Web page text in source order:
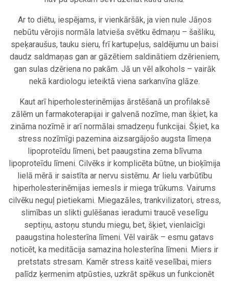
Ar to diētu, iespējams, ir vienkāršāk, ja vien nule Jāņos
nebūtu vērojis normāla latvieša svētku ēdmaņu – šašliku,
speķaraušus, tauku sieru, frī kartupeļus, saldējumu un baisi
daudz saldmaņas gan ar gāzētiem saldinātiem dzērieniem,
gan sulas dzēriena no pakām. Jā un vēl alkohols – vairāk
nekā kardiologu ieteiktā viena sarkanvīna glāze.
Kaut arī hiperholesterinēmijas ārstēšanā un profilaksē
zālēm un farmakoterapijai ir galvenā nozīme, man šķiet, ka
zināma nozīmē ir arī normālai smadzeņu funkcijai. Šķiet, ka
stress nozīmīgi pazemina aizsargājošo augsta līmeņa
lipoproteīdu līmeni, bet paaugstina zema blīvuma
lipoproteīdu līmeni. Cilvēks ir komplicēta būtne, un bioķīmija
lielā mērā ir saistīta ar nervu sistēmu. Ar lielu varbūtību
hiperholesterinēmijas iemesls ir miega trūkums. Vairums
cilvēku neguļ pietiekami. Miegazāles, trankvilizatori, stress,
slimības un slikti gulēšanas ieradumi traucē veselīgu
septiņu, astoņu stundu miegu, bet, šķiet, vienlaicīgi
paaugstina holesterīna līmeni. Vēl vairāk – esmu gatavs
noticēt, ka meditācija samazina holesterīna līmeni. Miers ir
pretstats stresam. Kamēr stress kaitē veselībai, miers
palīdz ķermenim atpūsties, uzkrāt spēkus un funkcionēt